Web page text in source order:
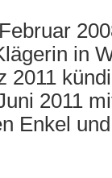
in
2011
2011
Enkel